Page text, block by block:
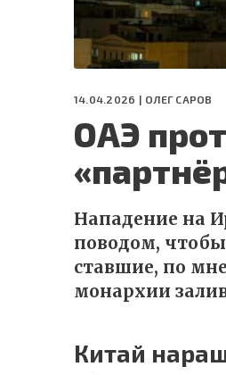
14.04.2026 | ОЛЕГ САРОВ
ОАЭ
Нападение на
поводом,
ставшие, по
монархии
Китай